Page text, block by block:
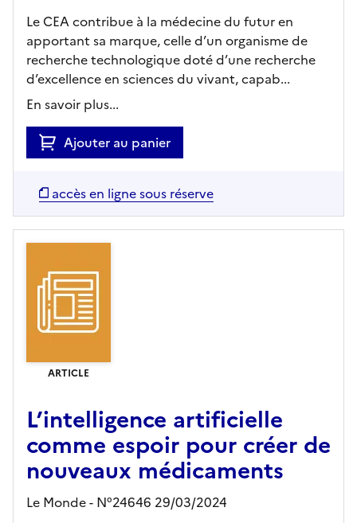
Le CEA contribue à la médecine du futur en
apportant sa marque, celle d’un organisme de
recherche technologique doté d’une recherche
d’excellence en sciences du vivant, capab...
En savoir plus...
Ajouter au panier
accès en ligne sous réserve
ARTICLE
L’intelligence artificielle
comme espoir pour créer de
nouveaux médicaments
Le Monde - N°24646 29/03/2024